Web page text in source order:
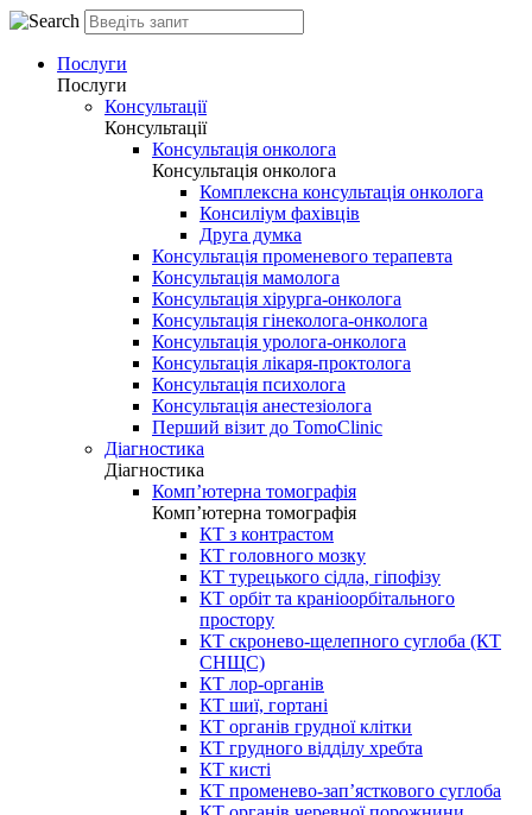
Послуги
Послуги
Консультації
Консультації
Консультація онколога
Консультація онколога
Комплексна консультація онколога
Консиліум фахівців
Друга думка
Консультація променевого терапевта
Консультація мамолога
Консультація хірурга-онколога
Консультація гінеколога-онколога
Консультація уролога-онколога
Консультація лікаря-проктолога
Консультація психолога
Консультація анестезіолога
Перший візит до TomoClinic
Діагностика
Діагностика
Комп’ютерна томографія
Комп’ютерна томографія
КТ з контрастом
КТ головного мозку
КТ турецького сідла, гіпофізу
КТ орбіт та краніоорбітального
простору
КТ скронево-щелепного суглоба (КТ
СНЩС)
КТ лор-органів
КТ шиї, гортані
КТ органів грудної клітки
КТ грудного відділу хребта
КТ кисті
КТ променево-зап’ясткового суглоба